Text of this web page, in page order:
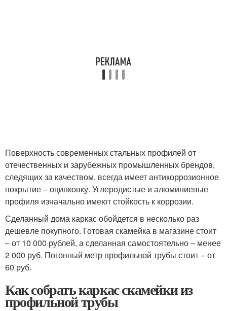
Поверхность современных стальных профилей от
отечественных и зарубежных промышленных брендов,
следящих за качеством, всегда имеет антикоррозионное
покрытие – оцинковку. Углеродистые и алюминиевые
профиля изначально имеют стойкость к коррозии.
Сделанный дома каркас обойдется в несколько раз
дешевле покупного. Готовая скамейка в магазине стоит
– от 10 000 рублей, а сделанная самостоятельно – менее
2 000 руб. Погонный метр профильной трубы стоит – от
60 руб.
Как собрать каркас скамейки из
профильной трубы